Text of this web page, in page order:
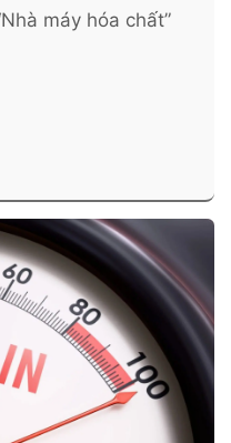
máy hóa chất”